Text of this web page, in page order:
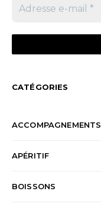
CATÉGORIES
ACCOMPAGNEMENTS
APÉRITIF
BOISSONS